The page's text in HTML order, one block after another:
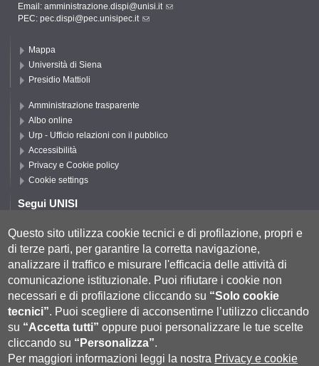
Email: amministrazione.dispi@unisi.it
PEC: pec.dispi@pec.unisipec.it
Mappa
Università di Siena
Presidio Mattioli
Amministrazione trasparente
Albo online
Urp - Ufficio relazioni con il pubblico
Accessibilità
Privacy e Cookie policy
Cookie settings
Segui UNISI
Segui DISPI
Questo sito utilizza cookie tecnici e di profilazione, propri e
di terze parti, per garantire la corretta navigazione,
analizzare il traffico e misurare l'efficacia delle attività di
comunicazione istituzionale. Puoi rifiutare i cookie non
necessari e di profilazione cliccando su “Solo cookie
tecnici”. Puoi scegliere di acconsentirne l’utilizzo cliccando
su “Accetta tutti” oppure puoi personalizzare le tue scelte
cliccando su “Personalizza”.
Per maggiori informazioni leggi la nostra Privacy e cookie